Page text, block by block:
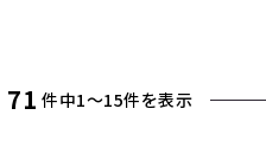
71 件中1〜15件を表示